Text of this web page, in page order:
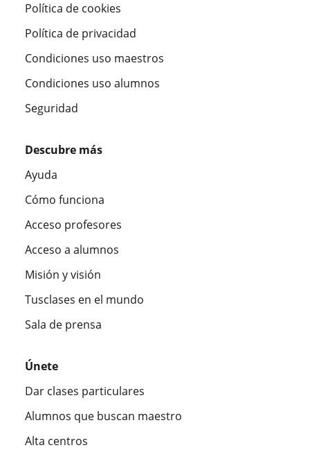
Política de cookies
Política de privacidad
Condiciones uso maestros
Condiciones uso alumnos
Seguridad
Descubre más
Ayuda
Cómo funciona
Acceso profesores
Acceso a alumnos
Misión y visión
Tusclases en el mundo
Sala de prensa
Únete
Dar clases particulares
Alumnos que buscan maestro
Alta centros